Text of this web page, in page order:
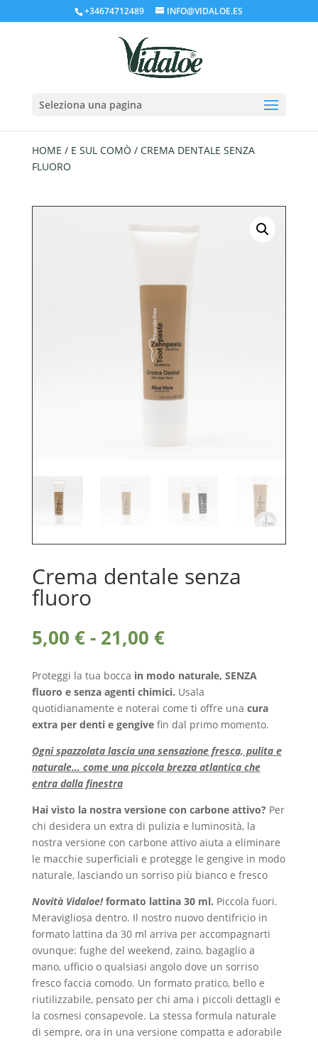
+34674712489 INFO@VIDALOE.ES
Seleziona una pagina
HOME / E SUL COMÒ / CREMA DENTALE SENZA
FLUORO
Crema dentale senza
fluoro
5,00 € - 21,00 €Fascia
di
prezzo:
da
5,00 €
a
21,00 €
Proteggi la tua bocca in modo naturale, SENZA
fluoro e senza agenti chimici. Usala
quotidianamente e noterai come ti offre una cura
extra per denti e gengivefin dal primo momento.
Ogni spazzolata lascia una sensazione fresca, pulita e
naturale… come una piccola brezza atlantica che
entra dalla finestra
Hai visto la nostra versione con carbone attivo? Per
chi desidera un extra di pulizia e luminosità, la
nostra versione con carbone attivo aiuta a eliminare
le macchie superficiali e protegge le gengive in modo
naturale, lasciando un sorriso più bianco e fresco
Novità Vidaloe!formato lattina 30 ml. Piccola fuori.
Meravigliosa dentro. Il nostro nuovo dentifricio in
formato lattina da 30 ml arriva per accompagnarti
ovunque: fughe del weekend, zaino, bagaglio a
mano, ufficio o qualsiasi angolo dove un sorriso
fresco faccia comodo. Un formato pratico, bello e
riutilizzabile, pensato per chi ama i piccoli dettagli e
la cosmesi consapevole. La stessa formula naturale
di sempre, ora in una versione compatta e adorabile